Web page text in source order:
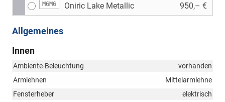
M6M6 Oniric Lake Metallic 950,– €
Allgemeines
Innen
Ambiente-Beleuchtung
vorhanden
Armlehnen
Mittelarmlehne
Fensterheber
elektrisch